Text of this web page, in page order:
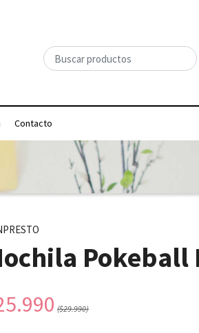
Contacto
Pokeball
($29.990)